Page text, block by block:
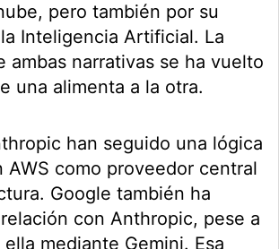
pero también por su
Inteligencia Artificial. La
ambas narrativas se ha vuelto
una alimenta a la otra.
han seguido una lógica
AWS como proveedor central
Google también ha
con Anthropic, pese a
mediante Gemini. Esa